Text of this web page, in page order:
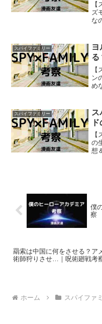
ズ
な
スパイファミリー
ヨ
る
ン
め
スパイファミリー
ス
の
想
僕
察
羂索は中国に何をさせる？ア
術師狩りさせ…｜呪術廻戦考
ホーム スパイファ